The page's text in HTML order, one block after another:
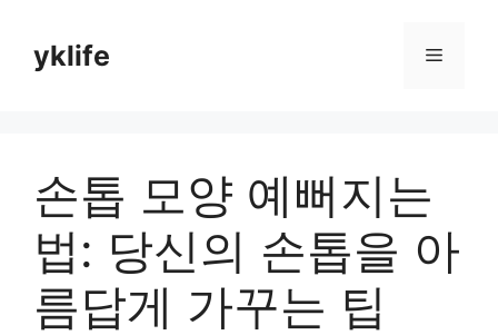
contentyklife Menu
손톱 모양 예뻐지는
법: 당신의 손톱을 아
름답게 가꾸는 팁